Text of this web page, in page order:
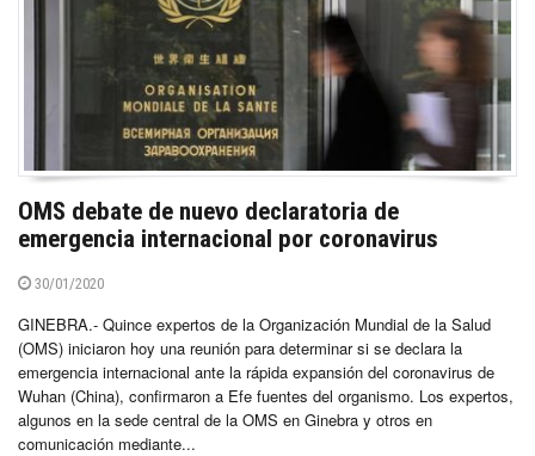
OMS debate de nuevo declaratoria de
emergencia internacional por coronavirus
30/01/2020
GINEBRA.- Quince expertos de la Organización Mundial de la Salud
(OMS) iniciaron hoy una reunión para determinar si se declara la
emergencia internacional ante la rápida expansión del coronavirus de
Wuhan (China), confirmaron a Efe fuentes del organismo. Los expertos,
algunos en la sede central de la OMS en Ginebra y otros en
comunicación mediante...